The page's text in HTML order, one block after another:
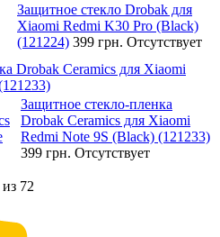
Защитное стекло Drobak для
Xiaomi Redmi K30 Pro (Black)
(121224) 399 грн. Отсутствует
Drobak Ceramics для Xiaomi
Защитное стекло-пленка
Drobak Ceramics для Xiaomi
Redmi Note 9S (Black) (121233)
399 грн. Отсутствует
72